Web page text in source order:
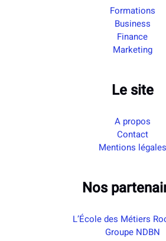
Formations
Business
Finance
Marketing
Le site
A propos
Contact
Mentions légales
Nos
L’École des Métiers
Groupe NDBN